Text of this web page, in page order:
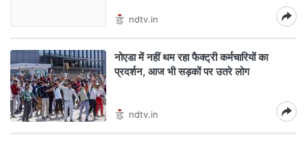
ndtv.in
नोएडा में नहीं थम रहा फैक्ट्री कर्मचारियों का
प्रदर्शन, आज भी सड़कों पर उतरे लोग
ndtv.in